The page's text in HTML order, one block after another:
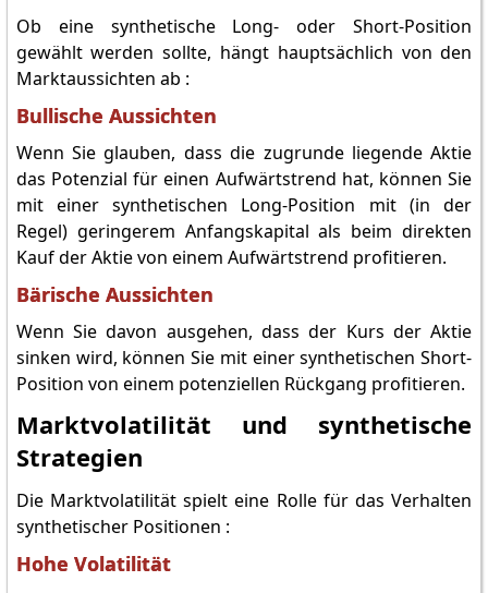
Ob eine synthetische Long- oder Short-Position
gewählt werden sollte, hängt hauptsächlich von den
Marktaussichten ab :
Bullische Aussichten
Wenn Sie glauben, dass die zugrunde liegende Aktie
das Potenzial für einen Aufwärtstrend hat, können Sie
mit einer synthetischen Long-Position mit (in der
Regel) geringerem Anfangskapital als beim direkten
Kauf der Aktie von einem Aufwärtstrend profitieren.
Bärische Aussichten
Wenn Sie davon ausgehen, dass der Kurs der Aktie
sinken wird, können Sie mit einer synthetischen Short-
Position von einem potenziellen Rückgang profitieren.
Marktvolatilität und synthetische
Strategien
Die Marktvolatilität spielt eine Rolle für das Verhalten
synthetischer Positionen :
Hohe Volatilität